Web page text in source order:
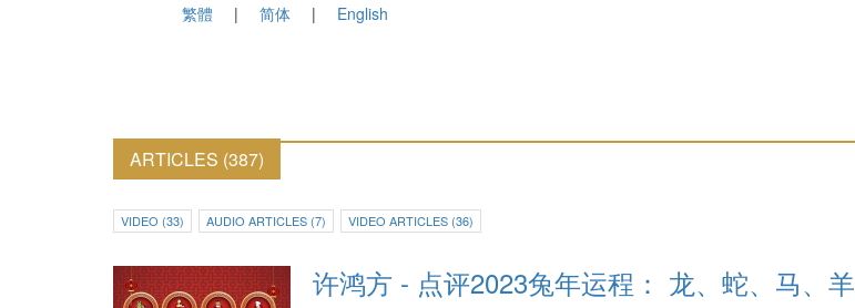
繁體 简体 English
ARTICLES (387)
VIDEO (33) AUDIO ARTICLES (7) VIDEO ARTICLES (36)
许鸿方 - 点评2023兔年运程： 龙、蛇、马、羊